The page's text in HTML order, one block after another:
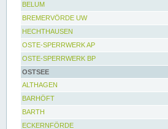
BELUM
BREMERVÖRDE UW
HECHTHAUSEN
OSTE-SPERRWERK AP
OSTE-SPERRWERK BP
OSTSEE
ALTHAGEN
BARHÖFT
BARTH
ECKERNFÖRDE